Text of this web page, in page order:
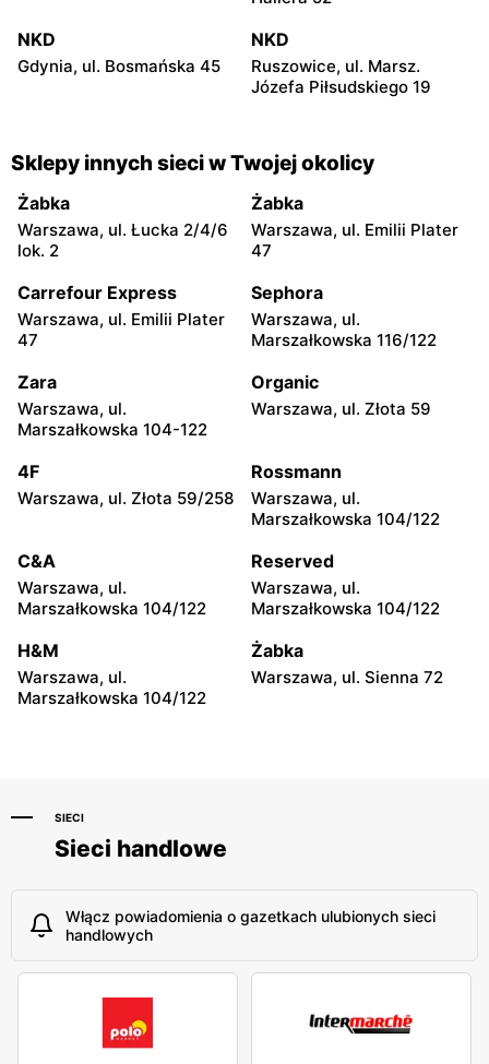
NKD
Gdynia, ul. Bosmańska 45
NKD
Ruszowice, ul. Marsz.
Józefa Piłsudskiego 19
Sklepy innych sieci w Twojej okolicy
Żabka
Warszawa, ul. Łucka 2/4/6
lok. 2
Żabka
Warszawa, ul. Emilii Plater
47
Carrefour Express
Warszawa, ul. Emilii Plater
47
Sephora
Warszawa, ul.
Marszałkowska 116/122
Zara
Warszawa, ul.
Marszałkowska 104-122
Organic
Warszawa, ul. Złota 59
4F
Warszawa, ul. Złota 59/258
Rossmann
Warszawa, ul.
Marszałkowska 104/122
C&A
Warszawa, ul.
Marszałkowska 104/122
Reserved
Warszawa, ul.
Marszałkowska 104/122
H&M
Warszawa, ul.
Marszałkowska 104/122
Żabka
Warszawa, ul. Sienna 72
SIECI
Sieci handlowe
Włącz powiadomienia o gazetkach ulubionych sieci
handlowych